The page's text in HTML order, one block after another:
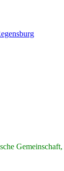
Gemeinschaft,